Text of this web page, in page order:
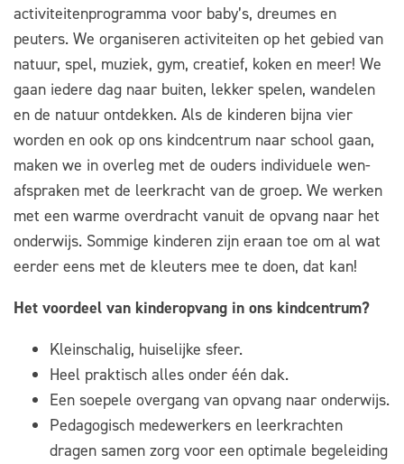
activiteitenprogramma voor baby’s, dreumes en
peuters. We organiseren activiteiten op het gebied van
natuur, spel, muziek, gym, creatief, koken en meer! We
gaan iedere dag naar buiten, lekker spelen, wandelen
en de natuur ontdekken. Als de kinderen bijna vier
worden en ook op ons kindcentrum naar school gaan,
maken we in overleg met de ouders individuele wen-
afspraken met de leerkracht van de groep. We werken
met een warme overdracht vanuit de opvang naar het
onderwijs. Sommige kinderen zijn eraan toe om al wat
eerder eens met de kleuters mee te doen, dat kan!
Het voordeel van kinderopvang in ons kindcentrum?
Kleinschalig, huiselijke sfeer.
Heel praktisch alles onder één dak.
Een soepele overgang van opvang naar onderwijs.
Pedagogisch medewerkers en leerkrachten
dragen samen zorg voor een optimale begeleiding